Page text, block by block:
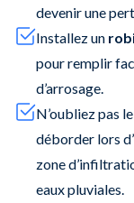
devenir une
Installez un
pour remplir
d’arrosage.
N’oubliez pas le
déborder lors
zone
eaux pluviales.